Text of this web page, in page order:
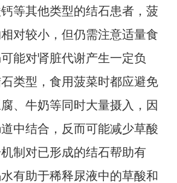
等其他类型的结石患者，菠
对较小，但仍需注意适量食
能对肾脏代谢产生一定负
类型，食用菠菜时都应避免
、牛奶等同时大量摄入，因
中结合，反而可能减少草酸
制对已形成的结石帮助有
有助于稀释尿液中的草酸和